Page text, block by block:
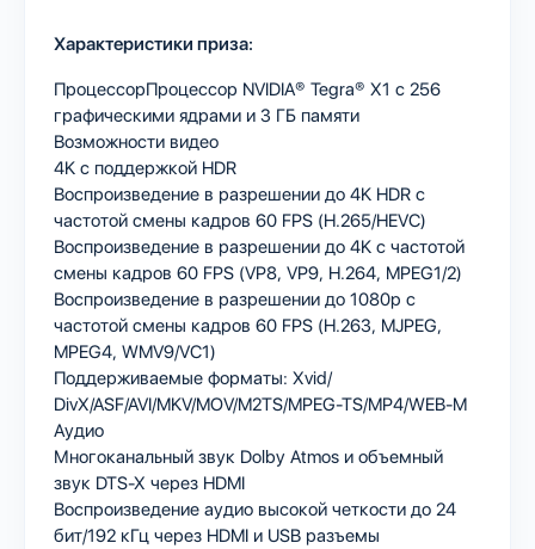
Характеристики приза:
ПроцессорПроцессор NVIDIA® Tegra® X1 с 256
графическими ядрами и 3 ГБ памяти
Возможности видео
4K с поддержкой HDR
Воспроизведение в разрешении до 4K HDR с
частотой смены кадров 60 FPS (H.265/HEVC)
Воспроизведение в разрешении до 4K с частотой
смены кадров 60 FPS (VP8, VP9, H.264, MPEG1/2)
Воспроизведение в разрешении до 1080p с
частотой смены кадров 60 FPS (H.263, MJPEG,
MPEG4, WMV9/VC1)
Поддерживаемые форматы: Xvid/
DivX/ASF/AVI/MKV/MOV/M2TS/MPEG-TS/MP4/WEB-M
Аудио
Многоканальный звук Dolby Atmos и объемный
звук DTS-X через HDMI
Воспроизведение аудио высокой четкости до 24
бит/192 кГц через HDMI и USB разъемы